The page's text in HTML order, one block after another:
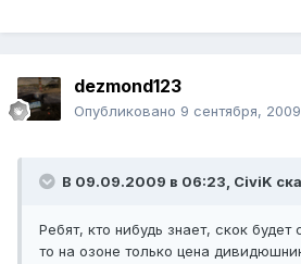
dezmond123
Опубликовано 9 сентября, 2009
В 09.09.2009 в 06:23, CiviK
Ребят, кто нибудь знает, скок
то на озоне только цена